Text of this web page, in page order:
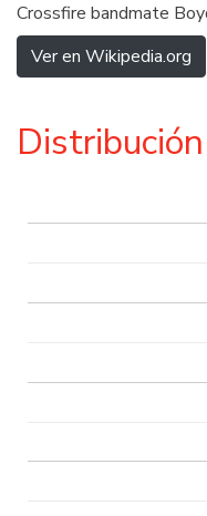
Crossfire bandmate
Ver en Wikipedia.org
Distribución